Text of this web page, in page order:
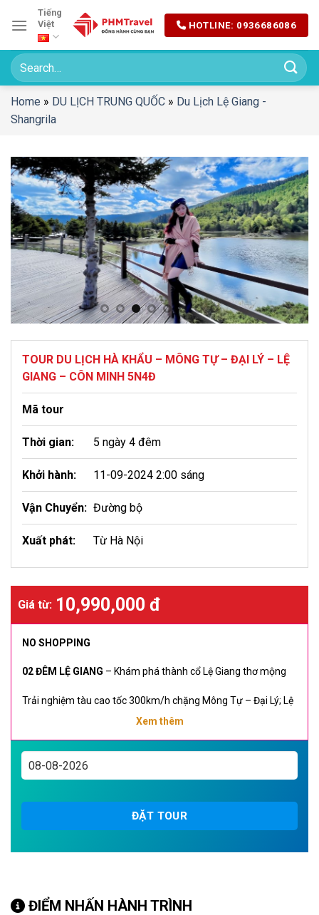
đến
dung
Tiếng
Việt
HOTLINE: 0936686086
Home » DU LỊCH TRUNG QUỐC » Du Lịch Lệ Giang -
Shangrila
ĐIỂM NHẤN HÀNH TRÌNH
TOUR DU LỊCH HÀ KHẨU – MÔNG TỰ – ĐẠI LÝ – LỆ
GIANG – CÔN MINH 5N4Đ
Mã tour
Thời gian: 5 ngày 4 đêm
Khởi hành: 11-09-2024 2:00 sáng
Vận Chuyển: Đường bộ
Xuất phát: Từ Hà Nội
Giá từ: 10,990,000 đ
NO SHOPPING
02 ĐÊM LỆ GIANG – Khám phá thành cổ Lệ Giang thơ mộng
Trải nghiệm tàu cao tốc 300km/h chặng Mông Tự – Đại Lý; Lệ
Giang – Côn Minh rút ngắn thời gian di chuyển
tuyết, dưới chân núi tuyết là thung lũng Lam Nguyệt có màu
xanh độc đáo, uốn lượn
“Đi về nơi có gió” ở Đại Lý các địa điểm checkin hot nhất
Xem thêm
ĐẶT TOUR